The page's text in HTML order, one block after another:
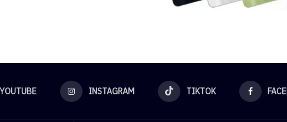
YOUTUBE INSTAGRAM TIKTOK